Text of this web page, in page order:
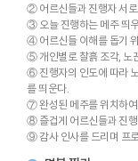
② 어르신들과 진행자 서로
③ 오늘 진행하는 메주 띄
④ 어르신들 이해를 돕기
⑤ 개인별로 찰흙 조각, 노
⑥ 진행자의 인도에 따라
를 띄운다.
⑦ 완성된 메주를 위치하여
⑧ 즐겁게 어르신들과 진행
⑨ 감사 인사를 드리며 프